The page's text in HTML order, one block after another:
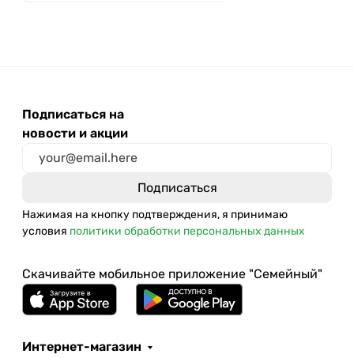
Подписаться на
новости и акции
Нажимая на кнопку подтверждения, я принимаю
условия политики обработки персональных данных
Скачивайте мобильное приложение "Семейный"
Интернет-магазин